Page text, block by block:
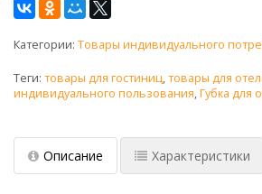
Категории: Товары индивидуального
Теги: товары для гостиниц,товары для
индивидуального пользования,Губка для
Описание Характеристики